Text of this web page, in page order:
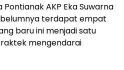
AKP Eka Suwarna
terdapat empat
baru ini menjadi satu
mengendarai